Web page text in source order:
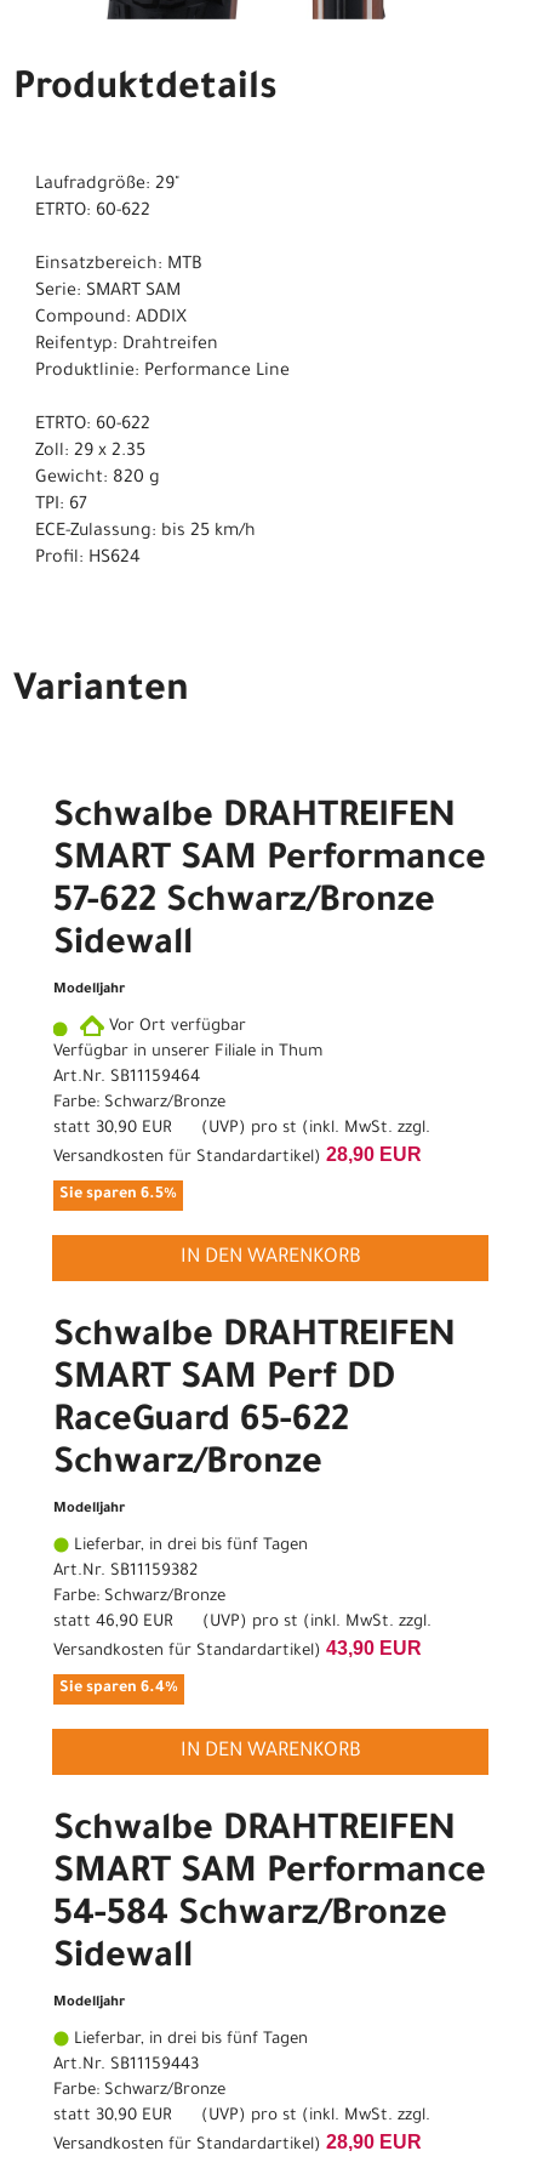
Produktdetails
Laufradgröße: 29"
ETRTO: 60-622
Einsatzbereich: MTB
Serie: SMART SAM
Compound: ADDIX
Reifentyp: Drahtreifen
Produktlinie: Performance Line
ETRTO: 60-622
Zoll: 29 x 2.35
Gewicht: 820 g
TPI: 67
ECE-Zulassung: bis 25 km/h
Profil: HS624
Varianten
Schwalbe DRAHTREIFEN
SMART SAM Performance
57-622 Schwarz/Bronze
Sidewall
Modelljahr
Vor Ort verfügbar
Verfügbar in unserer Filiale in Thum
Art.Nr. SB11159464
Farbe: Schwarz/Bronze
statt 30,90 EUR ( UVP) pro st (inkl. MwSt. zzgl.
Versandkosten für Standardartikel) 28,90 EUR
Sie sparen 6.5%
IN DEN WARENKORB
Schwalbe DRAHTREIFEN
SMART SAM Perf DD
RaceGuard 65-622
Schwarz/Bronze
Modelljahr
Lieferbar, in drei bis fünf Tagen
Art.Nr. SB11159382
Farbe: Schwarz/Bronze
statt 46,90 EUR ( UVP) pro st (inkl. MwSt. zzgl.
Versandkosten für Standardartikel) 43,90 EUR
Sie sparen 6.4%
IN DEN WARENKORB
Schwalbe DRAHTREIFEN
SMART SAM Performance
54-584 Schwarz/Bronze
Sidewall
Modelljahr
Lieferbar, in drei bis fünf Tagen
Art.Nr. SB11159443
Farbe: Schwarz/Bronze
statt 30,90 EUR ( UVP) pro st (inkl. MwSt. zzgl.
Versandkosten für Standardartikel) 28,90 EUR